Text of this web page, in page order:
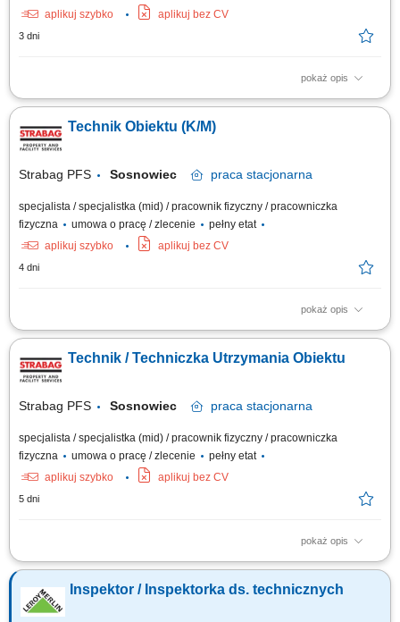
aplikuj szybko
aplikuj bez CV
3 dni
pokaż opis
Opis stanowiska Utrzymanie sprawności instalacji budynkowych:
przeglądy oraz konserwacja urządzeń technicznych. Usuwanie awarii i
bieżące reagowanie na zgłoszenia serwisowe. Współpraca z
Technik Obiektu (K/M)
Strabag PFS Sosnowiec praca stacjonarna
specjalista / specjalistka (mid) / pracownik fizyczny / pracowniczka
fizyczna
umowa o pracę / zlecenie
pełny etat
aplikuj szybko
aplikuj bez CV
4 dni
pokaż opis
Zadania: bieżąca eksploatacja, konserwacja instalacji i urządzeń
klimatyzacyjne, grzewcze, wentylacyjne; monitorowanie pracy
powierzonych urządzeń; usuwanie awarii; współpraca z serwisami
Technik / Techniczka Utrzymania Obiektu
Strabag PFS Sosnowiec praca stacjonarna
specjalista / specjalistka (mid) / pracownik fizyczny / pracowniczka
fizyczna
umowa o pracę / zlecenie
pełny etat
aplikuj szybko
aplikuj bez CV
5 dni
pokaż opis
Opis stanowiska Zapewnienie sprawnego działania instalacji i urządzeń
grzewczych). Bieżąca konserwacja oraz wykonywanie przeglądów
technicznych systemów w obiekcie. Diagnozowanie i usuwanie awarii
Inspektor / Inspektorka ds. technicznych